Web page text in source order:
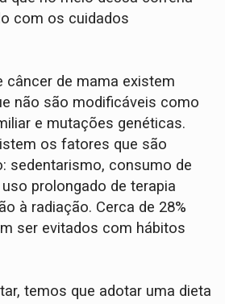
com os cuidados
câncer de mama existem
não são modificáveis como
e mutações genéticas.
os fatores que são
sedentarismo, consumo de
prolongado de terapia
à radiação. Cerca de 28%
ser evitados com hábitos
temos que adotar uma dieta